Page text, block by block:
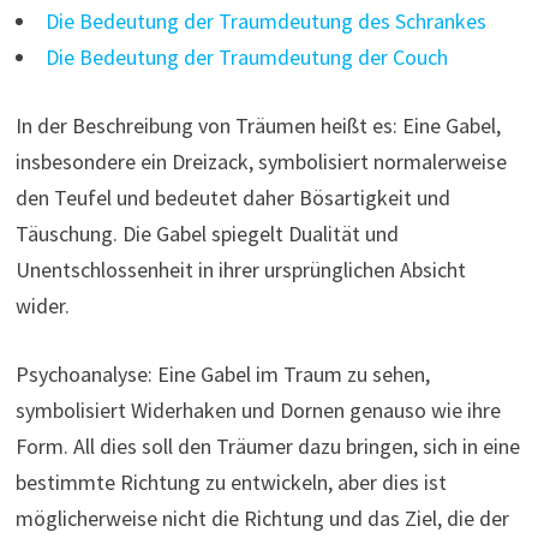
Die Bedeutung der Traumdeutung des Schrankes
Die Bedeutung der Traumdeutung der Couch
In der Beschreibung von Träumen heißt es: Eine Gabel,
insbesondere ein Dreizack, symbolisiert normalerweise
den Teufel und bedeutet daher Bösartigkeit und
Täuschung. Die Gabel spiegelt Dualität und
Unentschlossenheit in ihrer ursprünglichen Absicht
wider.
Psychoanalyse: Eine Gabel im Traum zu sehen,
symbolisiert Widerhaken und Dornen genauso wie ihre
Form. All dies soll den Träumer dazu bringen, sich in eine
bestimmte Richtung zu entwickeln, aber dies ist
möglicherweise nicht die Richtung und das Ziel, die der